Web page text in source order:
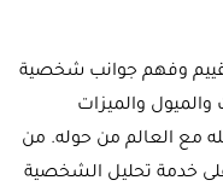
وفهم جوانب شخصية
والميزات
مع العالم من حوله. من
خدمة تحليل الشخصية